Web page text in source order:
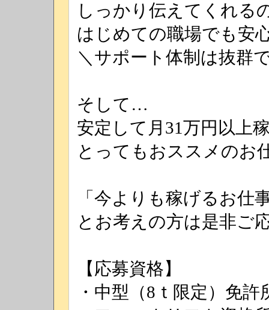
しっかり伝えてくれる
はじめての職場でも安
＼サポート体制は抜群
そして…
安定して月31万円以上
とってもおススメのお
「今よりも稼げるお仕
とお考えの方は是非ご
【応募資格】
・中型（8ｔ限定）免許